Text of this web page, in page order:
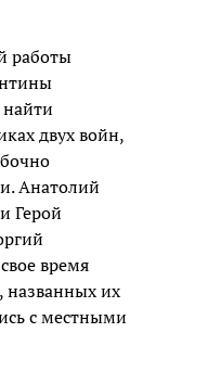
работы
найти
двух войн,
Анатолий
Герой
время
названных их
с местными